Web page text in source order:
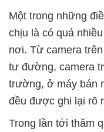
Một trong những
chịu là có quá
nơi. Từ camera
tư đường, camera
trường, ở máy bán
đều được ghi lại rõ
Trong lần tới thăm